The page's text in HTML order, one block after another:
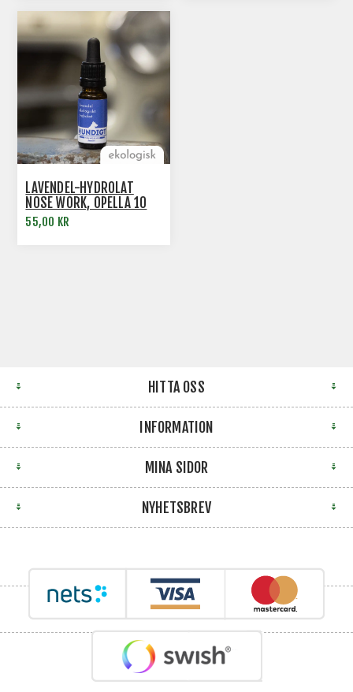
LAVENDEL-HYDROLAT
NOSE WORK, OPELLA 10
ML
55,00 KR
HITTA OSS
INFORMATION
MINA SIDOR
NYHETSBREV